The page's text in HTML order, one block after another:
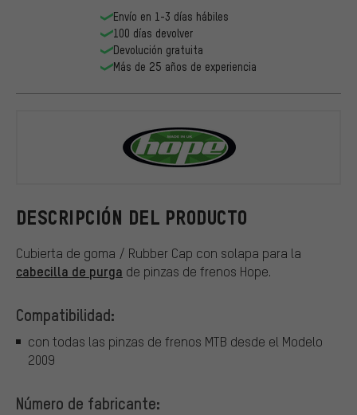
DESCRIPCIÓN DEL PRODUCTO
Cubierta de goma / Rubber Cap con solapa para la
cabecilla de purga de pinzas de frenos Hope.
Compatibilidad:
con todas las pinzas de frenos MTB desde el Modelo
2009
Número de fabricante:
Envío en 1-3 días hábiles
100 días devolver
Devolución gratuita
Más de 25 años de experiencia